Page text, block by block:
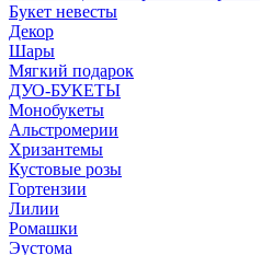
Букет невесты
Декор
Шары
Мягкий подарок
ДУО-БУКЕТЫ
Монобукеты
Альстромерии
Хризантемы
Кустовые розы
Гортензии
Лилии
Ромашки
Эустома